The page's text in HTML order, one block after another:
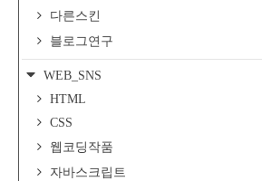
다른스킨
블로그연구
WEB_SNS
HTML
CSS
웹코딩작품
자바스크립트